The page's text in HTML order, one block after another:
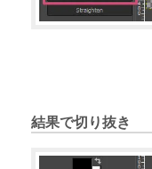
結果で切り抜き